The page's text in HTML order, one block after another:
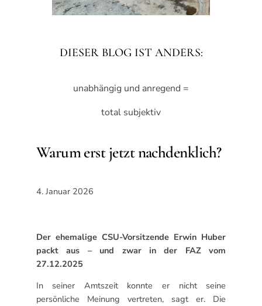
DIESER BLOG IST ANDERS:
unabhängig und anregend =
total subjektiv
Warum erst jetzt nachdenklich?
4. Januar 2026
Der ehemalige CSU-Vorsitzende Erwin Huber
packt aus – und zwar in der FAZ vom
27.12.2025
In seiner Amtszeit konnte er nicht seine
persönliche Meinung vertreten, sagt er. Die